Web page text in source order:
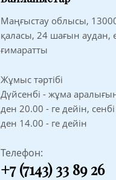
Маңғыстау облысы,
қаласы, 24 шағын аудан,
ғимаратты
Жұмыс тәртібі
Дүйсенбі - жұма
ден 20.00 - ге дейін,
ден 14.00 - ге дейін
Телефон:
+7 (7143) 33 89 26